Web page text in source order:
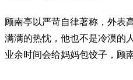
顾南亭以严苛自律著称，外表
满满的热忱，他也不是冷漠的
业余时间会给妈妈包饺子，顾